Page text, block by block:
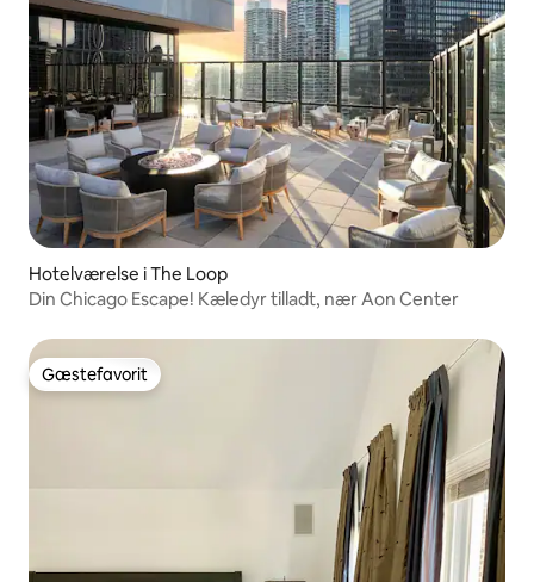
Hotelværelse i The Loop
Din Chicago Escape! Kæledyr tilladt, nær Aon Center
Gæstefavorit
Gæstefavorit